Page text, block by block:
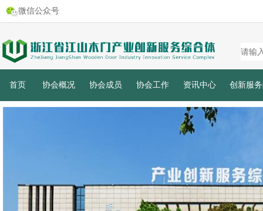
微信公众号
首页 协会概况 协会成员 协会工作 资讯中心 创新服